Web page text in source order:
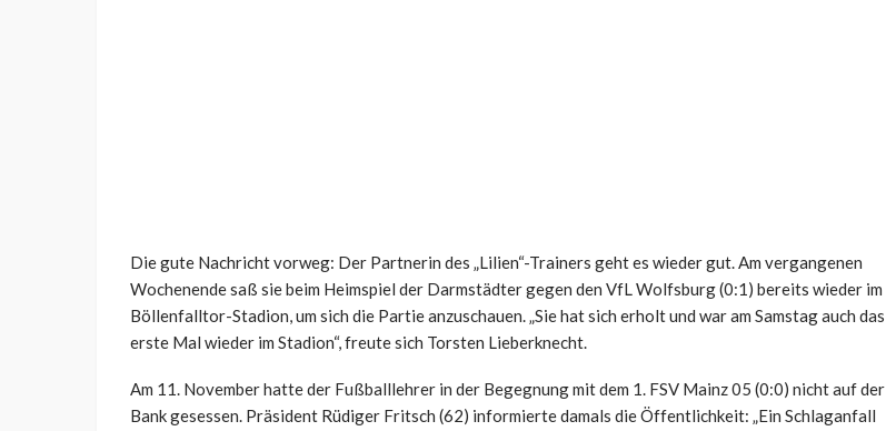
Die gute Nachricht vorweg: Der Partnerin des „Lilien“-Trainers geht es wieder gut. Am vergangenen
Wochenende saß sie beim Heimspiel der Darmstädter gegen den VfL Wolfsburg (0:1) bereits wieder im
Böllenfalltor-Stadion, um sich die Partie anzuschauen. „Sie hat sich erholt und war am Samstag auch das
erste Mal wieder im Stadion“, freute sich Torsten Lieberknecht.
Am 11. November hatte der Fußballlehrer in der Begegnung mit dem 1. FSV Mainz 05 (0:0) nicht auf der
Bank gesessen. Präsident Rüdiger Fritsch (62) informierte damals die Öffentlichkeit: „Ein Schlaganfall